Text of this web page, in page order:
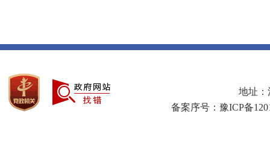
地址：
备案序号：豫ICP备